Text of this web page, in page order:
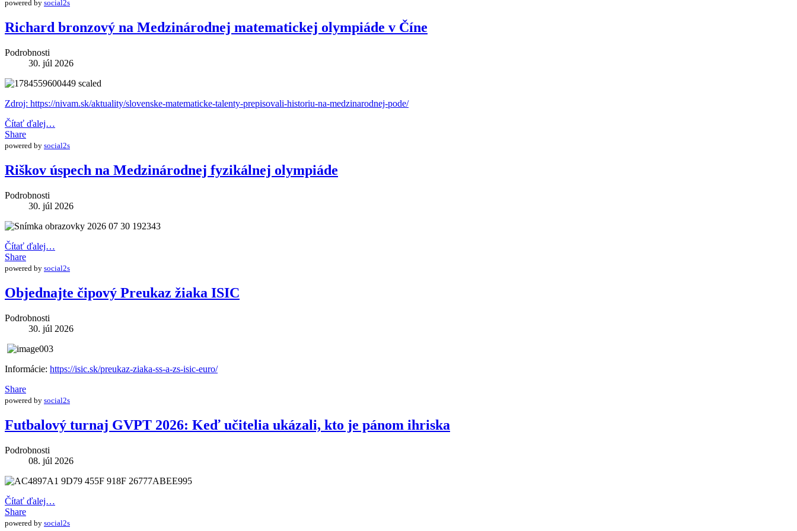
powered by social2s
Richard bronzový na Medzinárodnej matematickej olympiáde v Číne
Podrobnosti
30. júl 2026
Zdroj: https://nivam.sk/aktuality/slovenske-matematicke-talenty-prepisovali-historiu-na-medzinarodnej-pode/
Čítať ďalej…
Share
powered by social2s
Riškov úspech na Medzinárodnej fyzikálnej olympiáde
Podrobnosti
30. júl 2026
Čítať ďalej…
Share
powered by social2s
Objednajte čipový Preukaz žiaka ISIC
Podrobnosti
30. júl 2026
Informácie: https://isic.sk/preukaz-ziaka-ss-a-zs-isic-euro/
Share
powered by social2s
Futbalový turnaj GVPT 2026: Keď učitelia ukázali, kto je pánom ihriska
Podrobnosti
08. júl 2026
Čítať ďalej…
Share
powered by social2s